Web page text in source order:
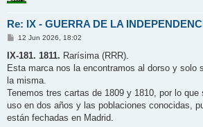
Re: IX - GUERRA DE LA
M
n
a
12 Jun 2026, 18:02
IX-181. 1811. Rarísima (RRR).
Esta marca nos la encontramos al dorso y solo
la misma.
Tenemos tres cartas de 1809 y 1810, por lo
uso en dos años y las poblaciones conocidas,
están fechadas en Madrid.